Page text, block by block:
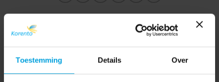
Toestemming Details Over
Tevreden klant: Dräger
Nederland over Korento
Meer hypotheekruimte voor
tweeverdieners